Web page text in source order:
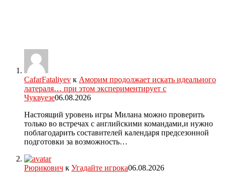
CafarFataliyev к Аморим продолжает искать идеального
латераля… при этом экспериментирует с
Чуквуезе06.08.2026
Настоящий уровень игры Милана можно проверить
только во встречах с английскими командами,и нужно
поблагодарить составителей календаря предсезонной
подготовки за возможность…
Рюрикович к Угадайте игрока06.08.2026